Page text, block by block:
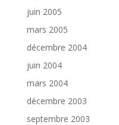
juin 2005
mars 2005
décembre 2004
juin 2004
mars 2004
décembre 2003
septembre 2003